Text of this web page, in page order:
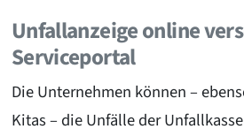
Unfallanzeige online
Serviceportal
Die Unternehmen können –
Kitas – die Unfälle der